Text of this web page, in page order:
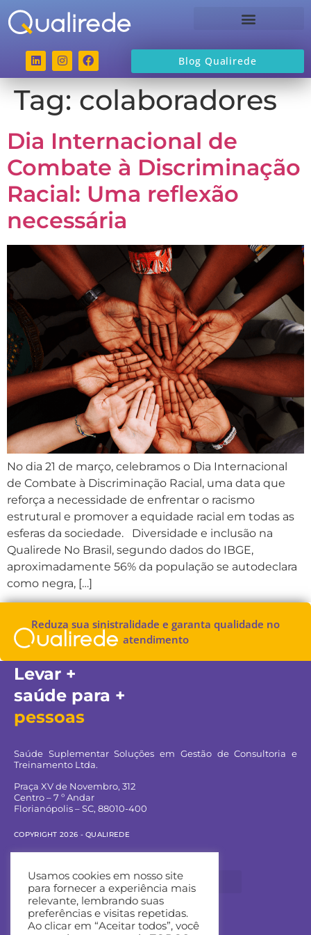
Blog Qualirede
Tag:colaboradores
Dia Internacional de
Combate à Discriminação
Racial: Uma reflexão
necessária
No dia 21 de março, celebramos o Dia Internacional
de Combate à Discriminação Racial, uma data que
reforça a necessidade de enfrentar o racismo
estrutural e promover a equidade racial em todas as
esferas da sociedade. Diversidade e inclusão na
Qualirede No Brasil, segundo dados do IBGE,
aproximadamente 56% da população se autodeclara
como negra, […]
Reduza sua sinistralidade e garanta qualidade no
atendimento
Levar +
saúde para +
pessoas
Saúde Suplementar Soluções em Gestão de Consultoria e
Treinamento Ltda.
Praça XV de Novembro, 312
Centro – 7 º Andar
Florianópolis – SC, 88010-400
COPYRIGHT 2026 - QUALIREDE
Entre em contato:
Usamos cookies em nosso site
para fornecer a experiência mais
relevante, lembrando suas
preferências e visitas repetidas.
Ao clicar em “Aceitar todos”, você